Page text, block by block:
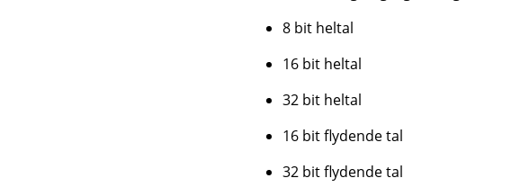
8 bit heltal
16 bit heltal
32 bit heltal
16 bit flydende tal
32 bit flydende tal